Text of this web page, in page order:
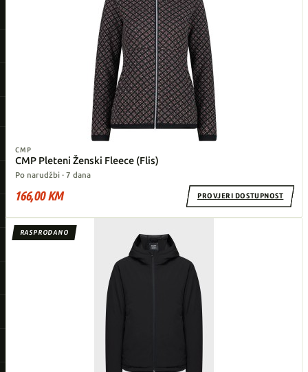
CMP
CMP Pleteni Ženski Fleece (Flis)
Po narudžbi · 7 dana
166,00 KM PROVJERI DOSTUPNOST
RASPRODANO